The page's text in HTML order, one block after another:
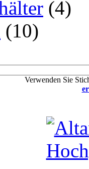
(4)
(10)
Verwenden Sie